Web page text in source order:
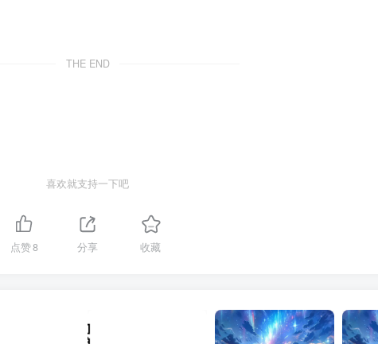
THE END
喜欢就支持一下吧
点赞8 分享 收藏